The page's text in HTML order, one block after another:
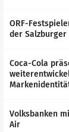
ORF-
der Salzburger
Coca-Cola
Volksbanken
Air